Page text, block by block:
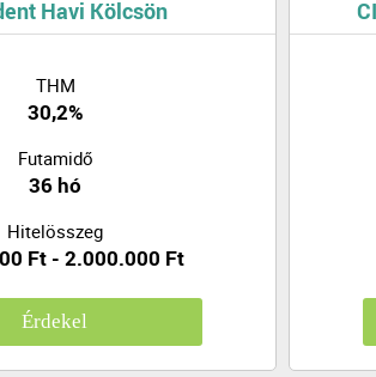
Havi Kölcsön
THM
30,2%
Futamidő
36 hó
Hitelösszeg
Ft - 2.000.000 Ft
Érdekel